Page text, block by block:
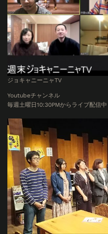
ジョキャニーニャTV
Youtubeチャンネル
毎週土曜日10:30PMからライブ配信中